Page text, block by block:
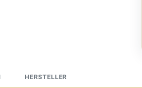
HERSTELLER